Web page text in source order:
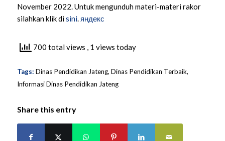
November 2022. Untuk mengunduh materi-materi rakor
silahkan klik disini.яндекс
700 total views , 1 views today
Tags: Dinas Pendidikan Jateng, Dinas Pendidikan Terbaik,
Informasi Dinas Pendidikan Jateng
Share this entry